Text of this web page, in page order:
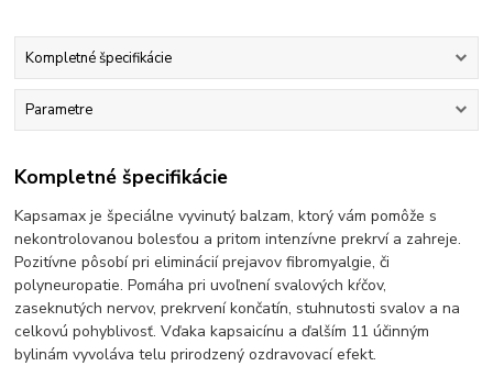
Kompletné špecifikácie
Parametre
Kompletné špecifikácie
Kapsamax je špeciálne vyvinutý balzam, ktorý vám pomôže s
nekontrolovanou bolesťou a pritom intenzívne prekrví a zahreje.
Pozitívne pôsobí pri eliminácií prejavov fibromyalgie, či
polyneuropatie. Pomáha pri uvoľnení svalových kŕčov,
zaseknutých nervov, prekrvení končatín, stuhnutosti svalov a na
celkovú pohyblivosť. Vďaka kapsaicínu a ďalším 11 účinným
bylinám vyvoláva telu prirodzený ozdravovací efekt.